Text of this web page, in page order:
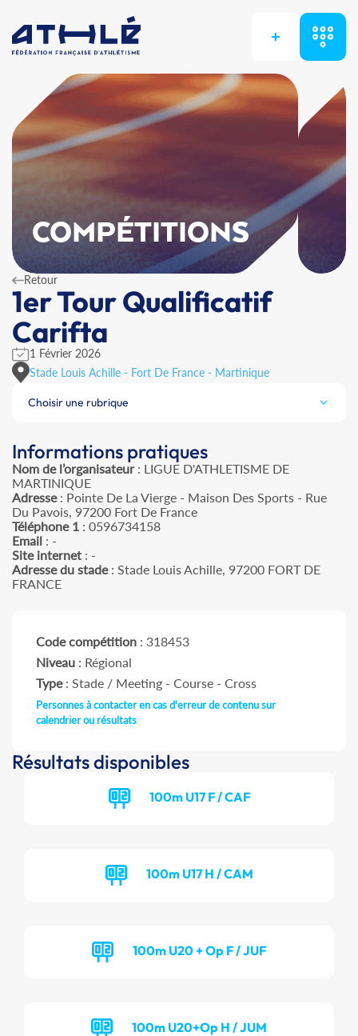
+
COMPÉTITIONS
Retour
1er Tour Qualificatif
Carifta
1 Février 2026
Stade Louis Achille - Fort De France - Martinique
Choisir une rubrique
Informations pratiques
Nom de l’organisateur: LIGUE D'ATHLETISME DE
MARTINIQUE
Adresse: Pointe De La Vierge - Maison Des Sports - Rue
Du Pavois, 97200 Fort De France
Téléphone 1 : 0596734158
Email : -
Site internet : -
Adresse du stade: Stade Louis Achille, 97200 FORT DE
FRANCE
Code compétition : 318453
Niveau : Régional
Type: Stade / Meeting - Course - Cross
Personnes à contacter en cas d'erreur de contenu sur
calendrier ou résultats
Résultats disponibles
100m U17 F / CAF
100m U17 H / CAM
100m U20 + Op F / JUF
100m U20+Op H / JUM